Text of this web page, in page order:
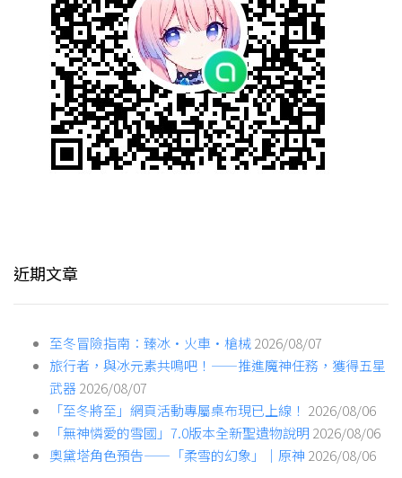
近期文章
至冬冒險指南：臻冰·火車·槍械2026/08/07
旅行者，與冰元素共鳴吧！——推進魔神任務，獲得五星
武器2026/08/07
「至冬將至」網頁活動專屬桌布現已上線！ 2026/08/06
「無神憐愛的雪國」7.0版本全新聖遺物說明 2026/08/06
奧黛塔角色預告——「柔雪的幻象」｜原神 2026/08/06